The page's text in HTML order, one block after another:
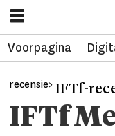
Voorpagina
recensie> IFTf-
IFTf